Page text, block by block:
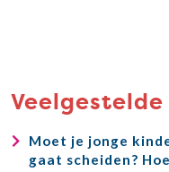
Veelgestelde
Moet je jonge
gaat scheiden?